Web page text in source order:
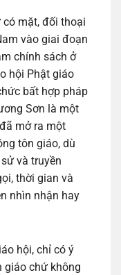
có mặt, đối thoại
vào giai đoạn
chính sách ở
hội Phật giáo
bất hợp pháp
Sơn là một
mở ra một
tôn giáo, dù
và truyền
thời gian và
nhìn nhận hay
hội, chỉ có ý
giáo chứ không